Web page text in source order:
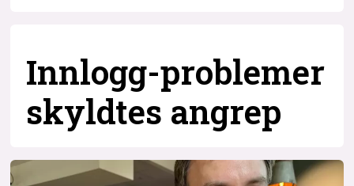
Innlogg-problemer
skyldtes angrep